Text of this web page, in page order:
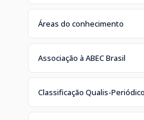
Áreas do conhecimento
Associação à ABEC Brasil
Classificação Qualis-